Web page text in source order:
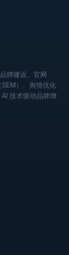
牌建设、官网
）、舆情优化
技术驱动品牌增